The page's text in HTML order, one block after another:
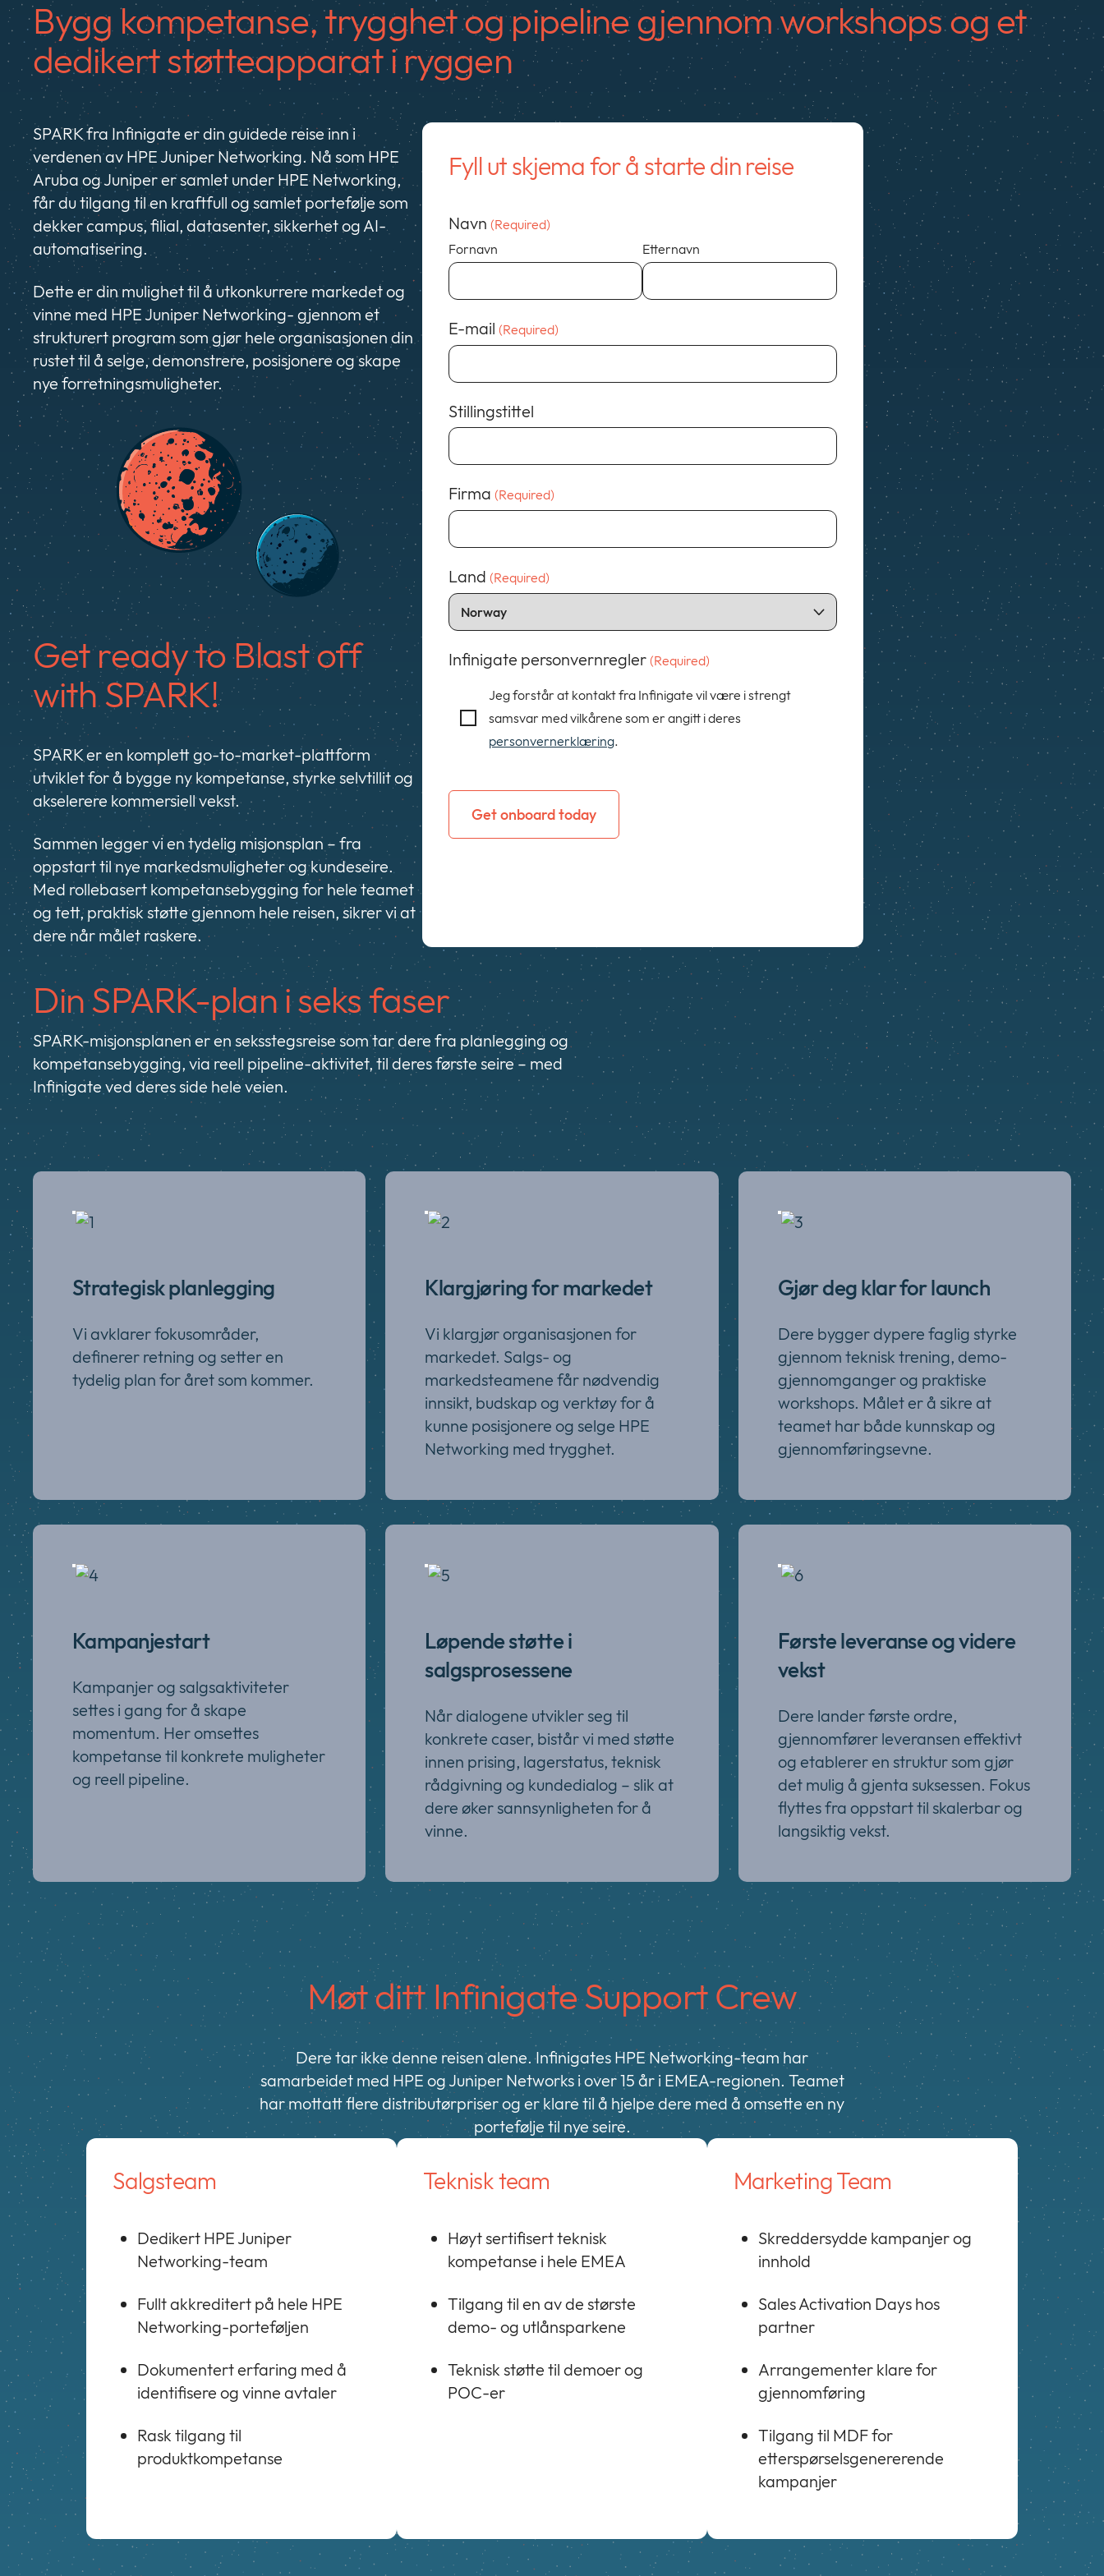
Bygg kompetanse, trygghet og pipeline gjennom workshops og et
dedikert støtteapparat i ryggen
SPARK fra Infinigate er din guidede reise inn i
verdenen av HPE Juniper Networking. Nå som HPE
Aruba og Juniper er samlet under HPE Networking,
får du tilgang til en kraftfull og samlet portefølje som
dekker campus, filial, datasenter, sikkerhet og AI-
automatisering.
Dette er din mulighet til å utkonkurrere markedet og
vinne med HPE Juniper Networking- gjennom et
strukturert program som gjør hele organisasjonen din
rustet til å selge, demonstrere, posisjonere og skape
nye forretningsmuligheter.
Get ready to Blast off
with SPARK!
SPARK er en komplett go-to-market-plattform
utviklet for å bygge ny kompetanse, styrke selvtillit og
akselerere kommersiell vekst.
Sammen legger vi en tydelig misjonsplan – fra
oppstart til nye markedsmuligheter og kundeseire.
Med rollebasert kompetansebygging for hele teamet
og tett, praktisk støtte gjennom hele reisen, sikrer vi at
dere når målet raskere.
Fyll ut skjema for å starte din reise
Navn (Required)
Fornavn
Etternavn
E-mail (Required)
Stillingstittel
Firma (Required)
Land (Required)
Infinigate personvernregler (Required)
Jeg forstår at kontakt fra Infinigate vil være i strengt
samsvar med vilkårene som er angitt i deres
personvernerklæring.
Din SPARK-plan i seks faser
SPARK-misjonsplanen er en seksstegsreise som tar dere fra planlegging og
kompetansebygging, via reell pipeline-aktivitet, til deres første seire – med
Infinigate ved deres side hele veien.
Strategisk planlegging
Vi avklarer fokusområder,
definerer retning og setter en
tydelig plan for året som kommer.
Klargjøring for markedet
Vi klargjør organisasjonen for
markedet. Salgs- og
markedsteamene får nødvendig
innsikt, budskap og verktøy for å
kunne posisjonere og selge HPE
Networking med trygghet.
Gjør deg klar for launch
Dere bygger dypere faglig styrke
gjennom teknisk trening, demo-
gjennomganger og praktiske
workshops. Målet er å sikre at
teamet har både kunnskap og
gjennomføringsevne.
Kampanjestart
Kampanjer og salgsaktiviteter
settes i gang for å skape
momentum. Her omsettes
kompetanse til konkrete muligheter
og reell pipeline.
Løpende støtte i
salgsprosessene
Når dialogene utvikler seg til
konkrete caser, bistår vi med støtte
innen prising, lagerstatus, teknisk
rådgivning og kundedialog – slik at
dere øker sannsynligheten for å
vinne.
Første leveranse og videre
vekst
Dere lander første ordre,
gjennomfører leveransen effektivt
og etablerer en struktur som gjør
det mulig å gjenta suksessen. Fokus
flyttes fra oppstart til skalerbar og
langsiktig vekst.
Møt ditt Infinigate Support Crew
Dere tar ikke denne reisen alene. Infinigates HPE Networking-team har
samarbeidet med HPE og Juniper Networks i over 15 år i EMEA-regionen. Teamet
har mottatt flere distributørpriser og er klare til å hjelpe dere med å omsette en ny
portefølje til nye seire.
Salgsteam
Dedikert HPE Juniper
Networking-team
Fullt akkreditert på hele HPE
Networking-porteføljen
Dokumentert erfaring med å
identifisere og vinne avtaler
Rask tilgang til
produktkompetanse
Teknisk team
Høyt sertifisert teknisk
kompetanse i hele EMEA
Tilgang til en av de største
demo- og utlånsparkene
Teknisk støtte til demoer og
POC-er
Marketing Team
Skreddersydde kampanjer og
innhold
Sales Activation Days hos
partner
Arrangementer klare for
gjennomføring
Tilgang til MDF for
etterspørselsgenererende
kampanjer